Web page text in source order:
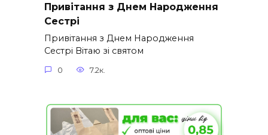
Привітання з Днем Народження
Сестрі
Привітання з Днем Народження
Сестрі Вітаю зі святом
0 7.2к.